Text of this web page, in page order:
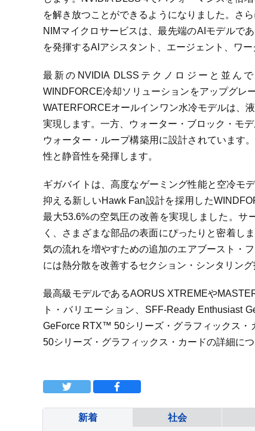
を解き放つことができるようになりました。さ
NIMマイクロサービスは、最先端のAIモデルで
を発揮するAIアシスタント、エージェント、ワ
最新のNVIDIA DLSSテクノロジーと並ん
WINDFORCE冷却ソリューションをアップグ
WATERFORCEオールインワン水冷モデルは、
実現します。一方、ウォーター・ブロック・モ
ウォーター・ループ構築用に設計されています
性と静音性を発揮します。
ギガバイトは、高度なゲーミング性能と空冷モ
抑える新しいHawk Fan設計を採用した
最大53.6%の空気圧の改善を実現しました。サ
く、さまざまな部品の表面にぴったりと密着し
気の流れを増やすための追加のエアブースト・
には熱分散を改善するセクション・シンタリン
最高級モデルであるAORUS XTREMEや
ト・バリエーション、SFF-Ready Enthusiast
GeForce RTX™ 50シリーズ・グラフィックス
50シリーズ・グラフィックス・カードの詳細につ
新着 社会